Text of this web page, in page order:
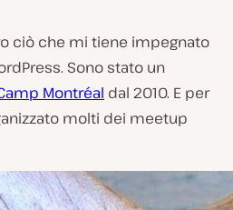
ciò che mi tiene impegnato
Sono stato un
Montréal dal 2010. E per
molti dei meetup